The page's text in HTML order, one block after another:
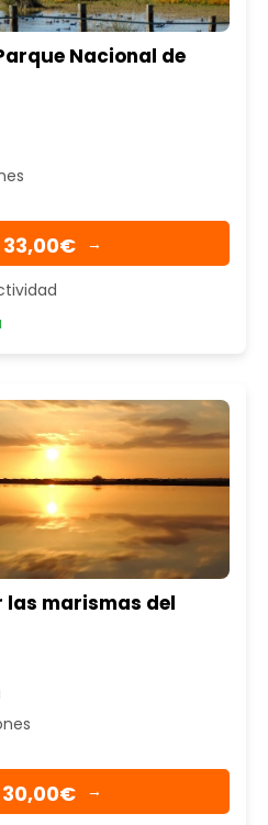
Nacional de
33,00€ →
las marismas del
30,00€ →